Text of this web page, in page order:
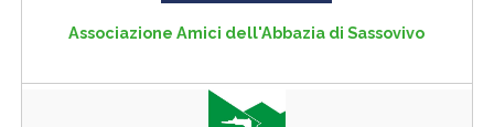
Associazione Amici dell'Abbazia di Sassovivo